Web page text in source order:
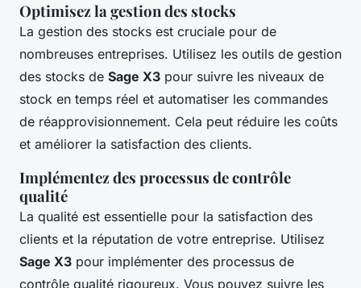
Optimisez la gestion des stocks
La gestion des stocks est cruciale pour de
nombreuses entreprises. Utilisez les outils de gestion
des stocks de Sage X3 pour suivre les niveaux de
stock en temps réel et automatiser les commandes
de réapprovisionnement. Cela peut réduire les coûts
et améliorer la satisfaction des clients.
Implémentez des processus de contrôle
qualité
La qualité est essentielle pour la satisfaction des
clients et la réputation de votre entreprise. Utilisez
Sage X3 pour implémenter des processus de
contrôle qualité rigoureux. Vous pouvez suivre les